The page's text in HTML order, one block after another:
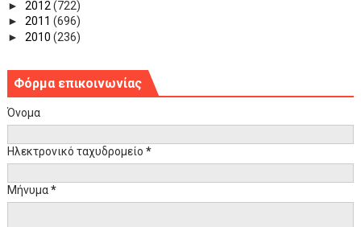
► 2012 (722)
► 2011 (696)
► 2010 (236)
Φόρμα επικοινωνίας
Όνομα
Ηλεκτρονικό ταχυδρομείο *
Μήνυμα*